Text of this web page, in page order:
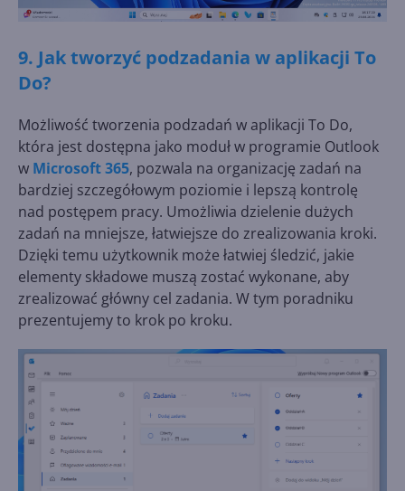
9. Jak tworzyć podzadania w aplikacji To
Do?
Możliwość tworzenia podzadań w aplikacji To Do,
która jest dostępna jako moduł w programie Outlook
w Microsoft 365, pozwala na organizację zadań na
bardziej szczegółowym poziomie i lepszą kontrolę
nad postępem pracy. Umożliwia dzielenie dużych
zadań na mniejsze, łatwiejsze do zrealizowania kroki.
Dzięki temu użytkownik może łatwiej śledzić, jakie
elementy składowe muszą zostać wykonane, aby
zrealizować główny cel zadania. W tym poradniku
prezentujemy to krok po kroku.